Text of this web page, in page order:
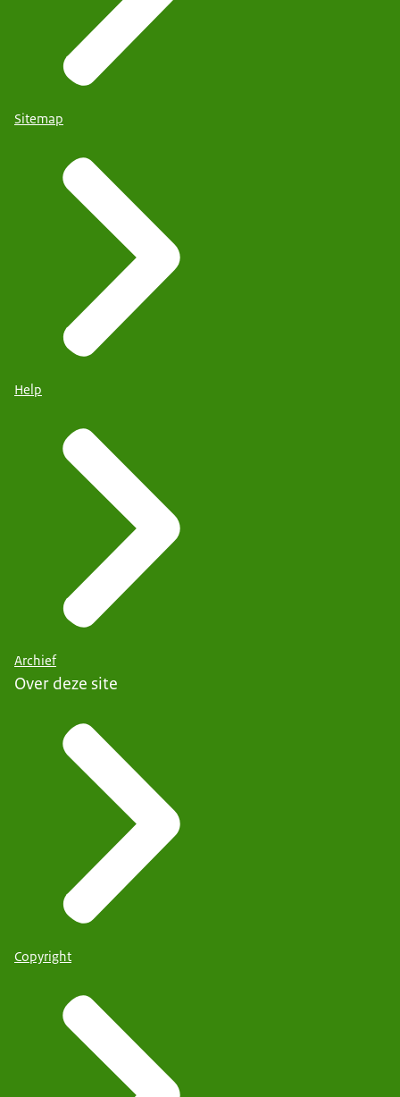
Sitemap
Help
Archief
Over deze site
Copyright